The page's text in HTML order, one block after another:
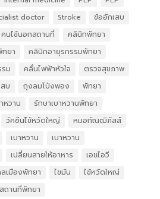
doctor Stroke
ข้ออักเสบ
คนไข้นอกสถานที่
คลินิกพัทยา
ยา
คลินิกอายุรกรรมพัทยา
ม
คลื่นไฟฟ้าหัวใจ
ตรวจสุขภาพ
บ ถุงลมโป่งพอง
พัทยา
หวาน
รักษาเบาหวานพัทยา
วัคซีนไข้หวัดใหญ่
หมอกัณฒิภัสส์
เบาหวาน
เบาหวาน
เปลี่ยนสายให้อาหาร
เอชไอวี
เมืองพัทยา ไขมัน
ไข้หวัดใหญ่
ถานที่พัทยา